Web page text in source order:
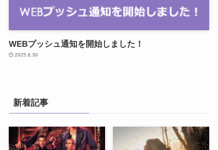
WEBプッシュ通知を開始しました！
2025.6.30
新着記事